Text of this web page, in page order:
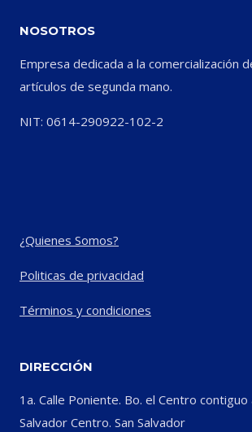
NOSOTROS
Empresa dedicada a la comercialización
artículos de segunda mano.
NIT: 0614-290922-102-2
¿Quienes Somos?
Politicas de privacidad
Términos y condiciones
DIRECCIÓN
1a. Calle Poniente. Bo. el Centro contiguo
Salvador Centro. San Salvador